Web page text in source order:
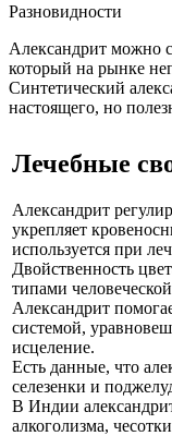
Разновидности
Александрит можно
который на рынке
Синтетический
настоящего, но
Лечебные
Александрит
укрепляет
используется при
Двойственность
типами
Александрит
системой,
исцеление.
Есть данные, что
селезенки и
В Индии
алкоголизма,